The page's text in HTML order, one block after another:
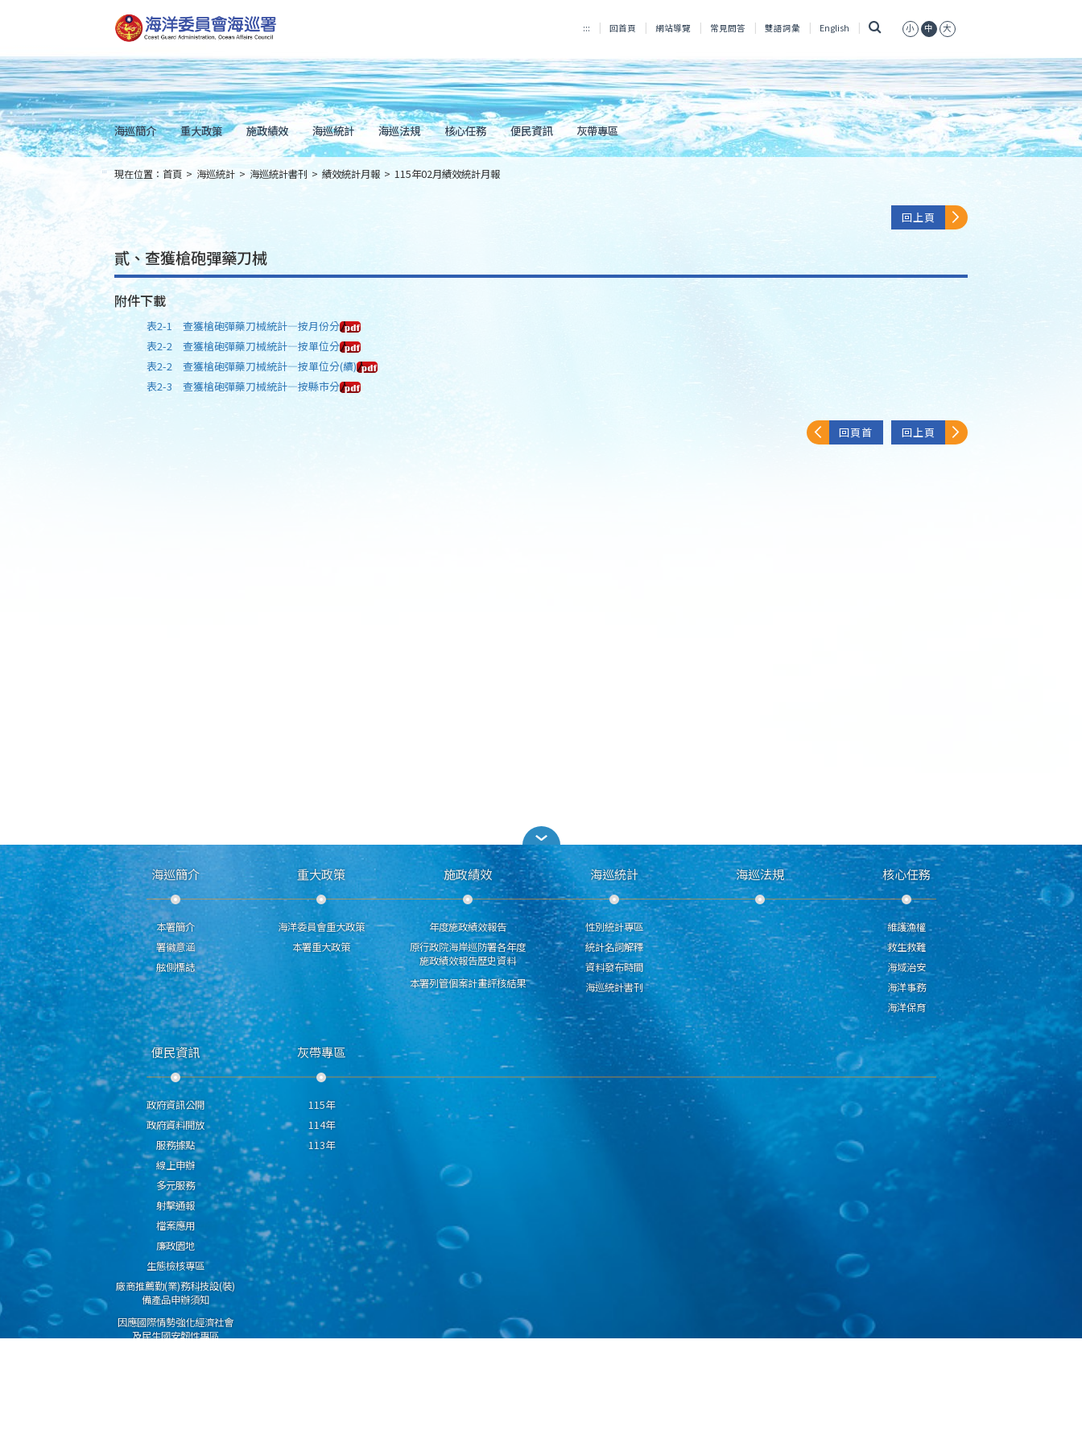
到
主
內
容
Skip
to
main
content
::: 回首頁 網站導覽 常見問答 雙語詞彙 English 小 中 大
海巡簡介 重大政策 施政績效 海巡統計 海巡法規 核心任務 便民資訊 灰帶專區
::: 現在位置： 首頁 > 海巡統計 > 海巡統計書刊 > 績效統計月報 > 115年02月績效統計月報
回上頁
貳、查獲槍砲彈藥刀械
附件下載
表2-1 查獲槍砲彈藥刀械統計—按月份分
表2-2 查獲槍砲彈藥刀械統計—按單位分
表2-2 查獲槍砲彈藥刀械統計—按單位分(續)
表2-3 查獲槍砲彈藥刀械統計—按縣市分
回頁首 回上頁
海巡簡介
本署簡介
署徽意涵
舷側標誌
重大政策
海洋委員會重大政策
本署重大政策
施政績效
年度施政績效報告
原行政院海岸巡防署各年度
施政績效報告歷史資料
本署列管個案計畫評核結果
海巡統計
性別統計專區
統計名詞解釋
資料發布時間
海巡統計書刊
海巡法規 核心任務
維護漁權
救生救難
海域治安
海洋事務
海洋保育
便民資訊
政府資訊公開
政府資料開放
服務據點
線上申辦
多元服務
射擊通報
檔案應用
廉政園地
生態檢核專區
廠商推薦勤(業)務科技設(裝)
備產品申辦須知
因應國際情勢強化經濟社會
及民生國安韌性專區
灰帶專區
115年
114年
113年